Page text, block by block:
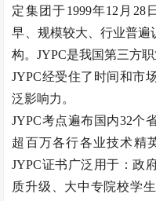
定集团于1999年12月28
早、规模较大、行业普遍
构。JYPC是我国第三方
JYPC经受住了时间和市
泛影响力。
JYPC考点遍布国内32个
超百万各行各业技术精
JYPC证书广泛用于：政
质升级、大中专院校学